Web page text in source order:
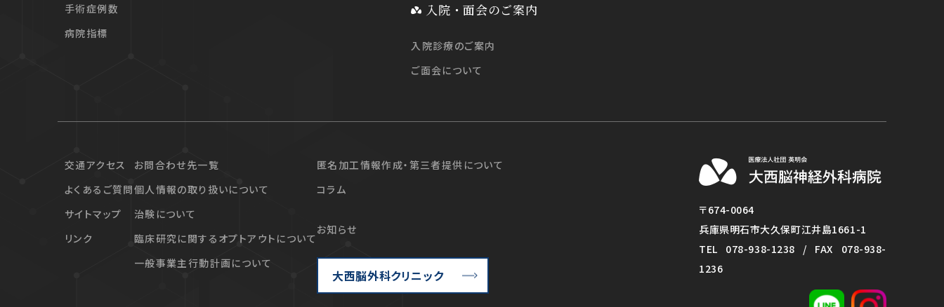
手術症例数
病院指標
入院・面会のご案内
入院診療のご案内
ご面会について
〒674-0064
兵庫県明石市大久保町江井島1661-1
TEL 078-938-1238 / FAX 078-938-
1236
交通アクセス
よくあるご質問
サイトマップ
リンク
お問合わせ先一覧
個人情報の取り扱いについて
治験について
臨床研究に関するオプトアウトについて
一般事業主行動計画について
匿名加工情報作成・第三者提供について
コラム
お知らせ
大西脳外科クリニック